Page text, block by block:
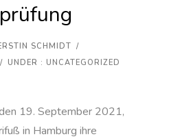
SCHMIDT /
/ UNDER : UNCATEGORIZED
19. September 2021,
in Hamburg ihre